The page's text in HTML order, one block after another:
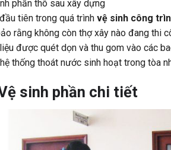
phần thô sau xây dựng
tiên trong quá trình vệ sinh công
rằng không còn thợ xây nào đang thi
được quét dọn và thu gom vào các
thống thoát nước sinh hoạt trong tòa
sinh phần chi tiết